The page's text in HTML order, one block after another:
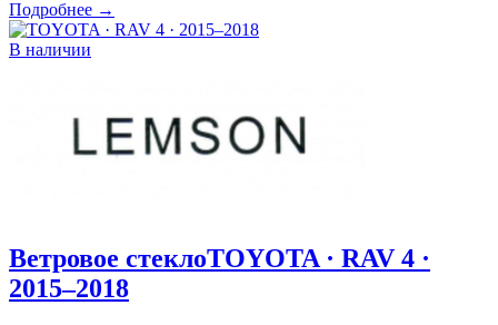
Подробнее →
В наличии
Ветровое стеклоTOYOTA · RAV 4 ·
2015–2018